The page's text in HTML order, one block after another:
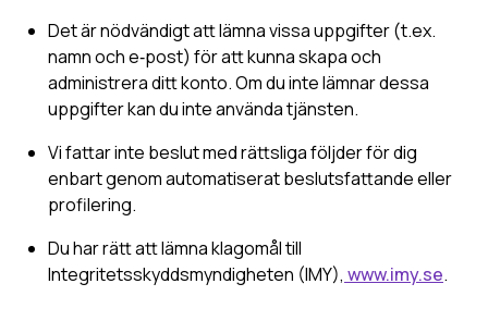
Det är nödvändigt att lämna vissa uppgifter (t.ex.
namn och e‑post) för att kunna skapa och
administrera ditt konto. Om du inte lämnar dessa
uppgifter kan du inte använda tjänsten.
Vi fattar inte beslut med rättsliga följder för dig
enbart genom automatiserat beslutsfattande eller
profilering.
Du har rätt att lämna klagomål till
Integritetsskyddsmyndigheten (IMY), www.imy.se.